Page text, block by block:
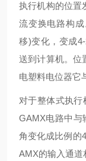
执行机构的位置
流变换电路构
移)变化，变成
送到计算机。位
电塑料电位器它
对于整体式执
GAMX电路中与
角变化成比例的
AMX的输入通道